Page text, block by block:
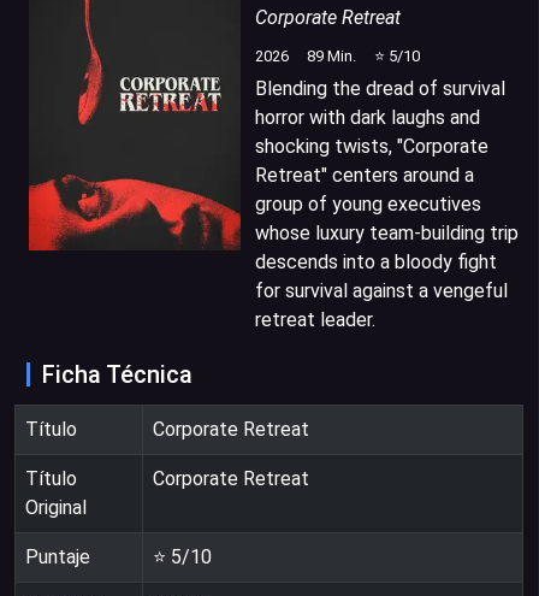
Corporate Retreat
2026 89 Min. ⭐ 5/10
Blending the dread of survival
horror with dark laughs and
shocking twists, "Corporate
Retreat" centers around a
group of young executives
whose luxury team-building trip
descends into a bloody fight
for survival against a vengeful
retreat leader.
Ficha Técnica
Título Corporate Retreat
Título
Original
Corporate Retreat
Puntaje ⭐ 5/10